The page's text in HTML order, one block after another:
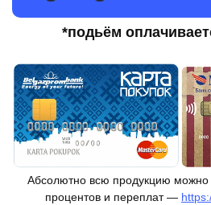
*подьём
Абсолютно всю продукцию можно
процентов и переплат —